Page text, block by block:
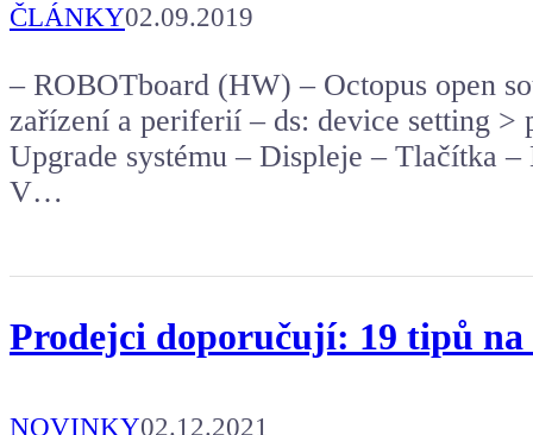
ČLÁNKY02.09.2019
– ROBOTboard (HW) – Octopus open
zařízení a periferií – ds: device setting >
Upgrade systému – Displeje – Tlačítka
V…
Prodejci doporučují: 19 tipů
NOVINKY02.12.2021